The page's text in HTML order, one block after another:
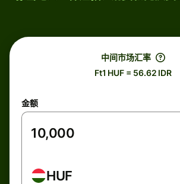
中间市场汇率
Ft1 HUF = 56.62 IDR
金额
HUF